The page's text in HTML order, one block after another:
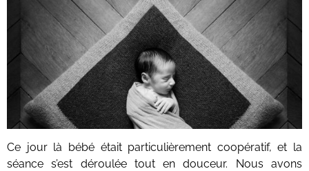
Ce jour là bébé était particulièrement coopératif, et la
séance s’est déroulée tout en douceur. Nous avons